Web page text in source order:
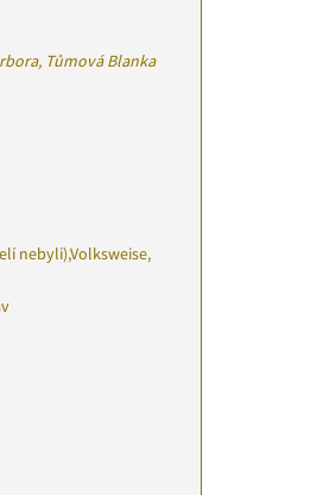
Tůmová Blanka
nebyli),Volksweise,